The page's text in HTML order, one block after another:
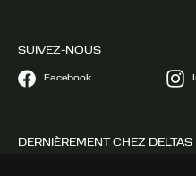
SUIVEZ-NOUS
Facebook
DERNIÈREMENT CHEZ DELTAS